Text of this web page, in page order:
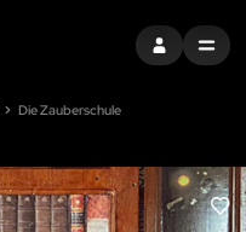
EINTRAGEN
MENU
Die Zauberschule
LIKE